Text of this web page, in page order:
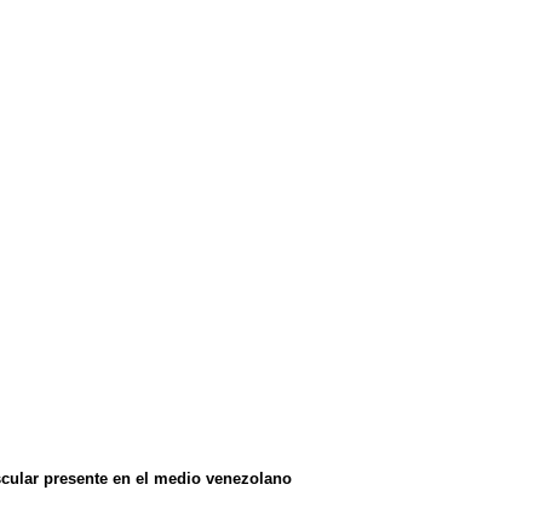
presente en el medio venezolano